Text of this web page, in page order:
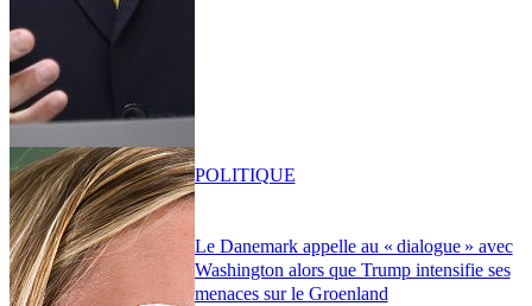
Le Danemark appelle au « dialogue » avec
Washington alors que Trump intensifie ses
menaces sur le Groenland
POLITIQUE